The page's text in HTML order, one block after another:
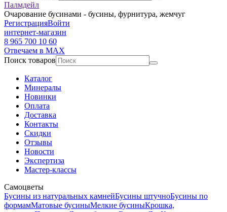
Палмдейл
Очарование бусинами - бусины, фурнитура, жемчуг
РегистрацияВойти
интернет-магазин
8 965 700 10 60
Отвечаем в MAX
Поиск товаров
Каталог
Минералы
Новинки
Оплата
Доставка
Контакты
Скидки
Отзывы
Новости
Экспертиза
Мастер-классы
Самоцветы
Бусины из натуральных камнейБусины штучноБусины по
формамМатовые бусиныМелкие бусиныКрошка,